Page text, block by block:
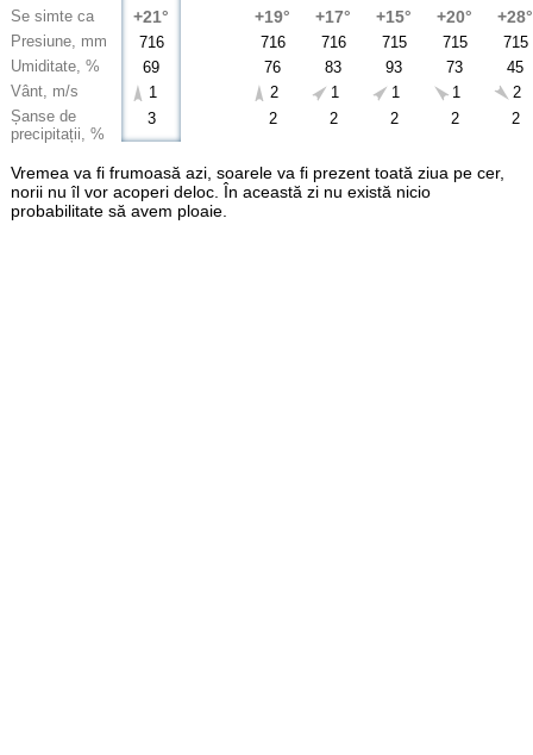
Se simte ca
Presiune, mm
Umiditate, %
Vânt, m/s
Șanse de
precipitații, %
+21°
716
69
1
3
+19°
716
76
2
2
+17°
716
83
1
2
+15°
715
93
1
2
+20°
715
73
1
2
+28°
715
45
2
2
Vremea va fi frumoasă azi, soarele va fi prezent toată ziua pe cer,
norii nu îl vor acoperi deloc. În această zi nu există nicio
probabilitate să avem ploaie.